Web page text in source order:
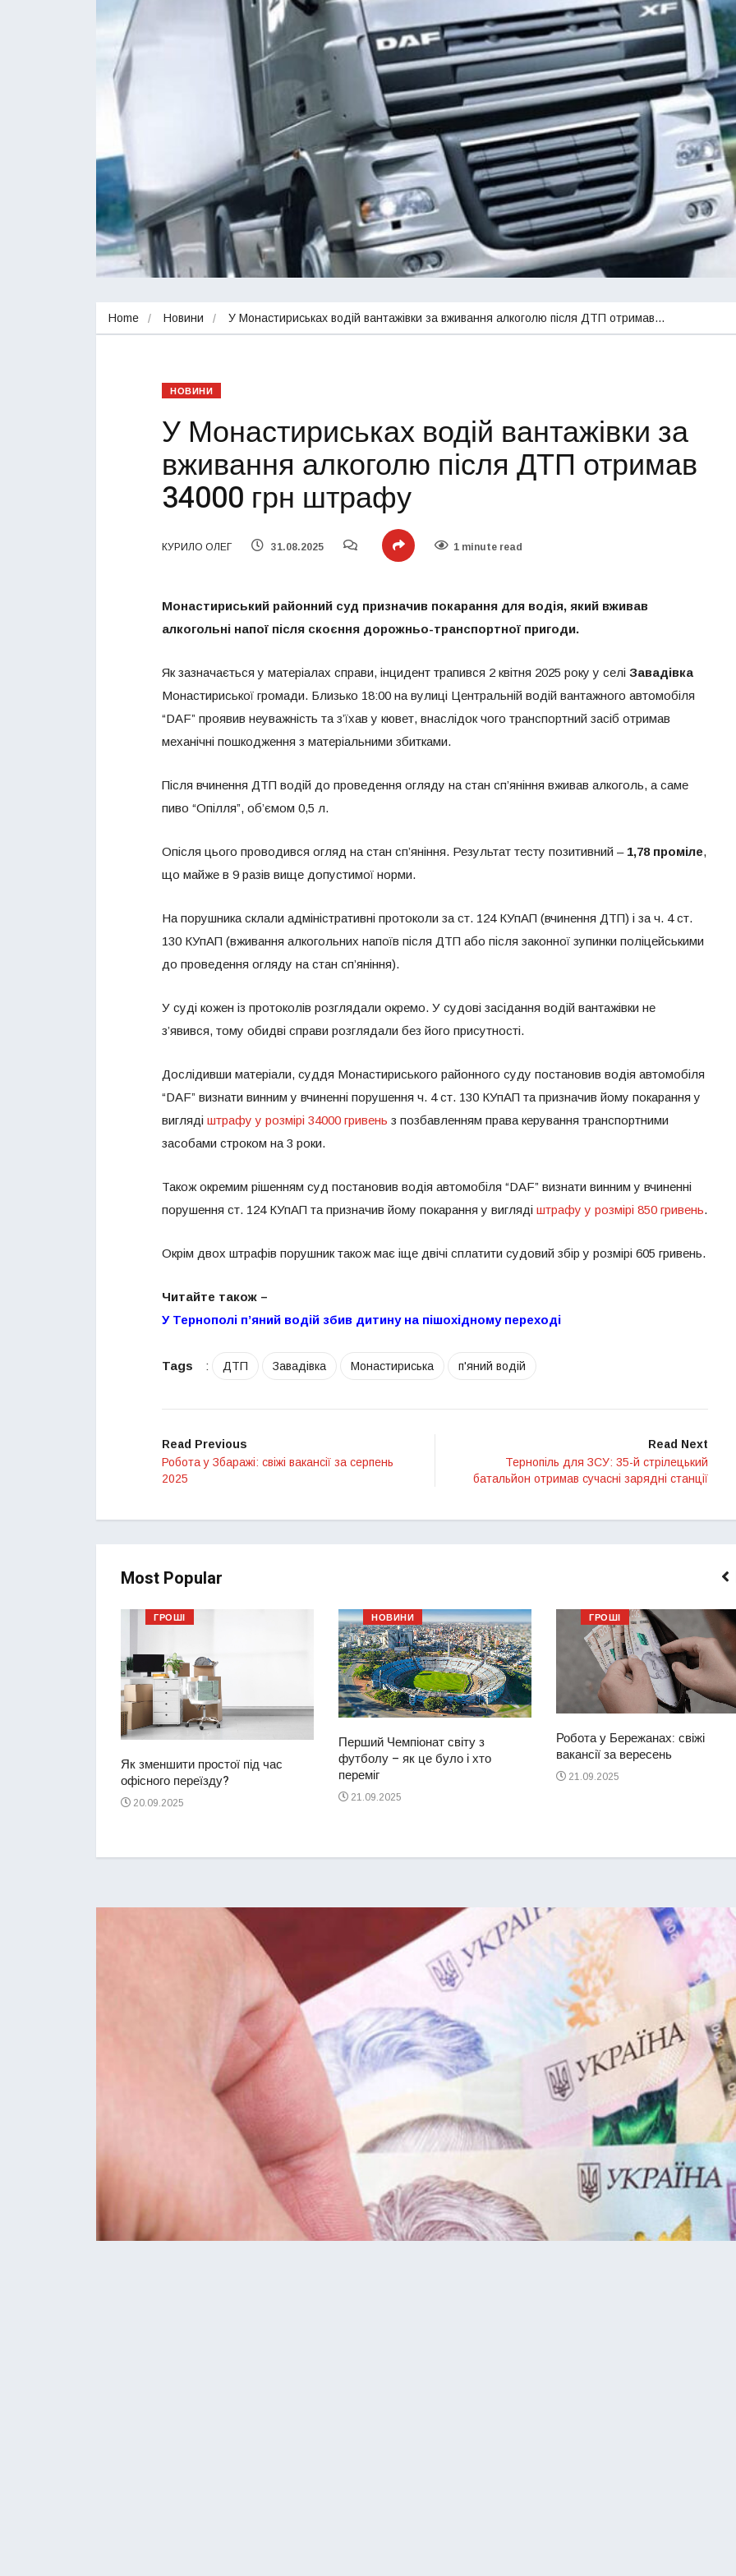
Home Новини У Монастириськах водій вантажівки за вживання алкоголю після ДТП отримав…
НОВИНИ
У Монастириськах водій вантажівки за
вживання алкоголю після ДТП отримав
34000 грн штрафу
КУРИЛО ОЛЕГ 31.08.2025 1 minute read
Монастириський районний суд призначив покарання для водія, який вживав
алкогольні напої після скоєння дорожньо-транспортної пригоди.
Як зазначається у матеріалах справи, інцидент трапився 2 квітня 2025 року у селі Завадівка
Монастириської громади. Близько 18:00 на вулиці Центральній водій вантажного автомобіля
“DAF” проявив неуважність та з’їхав у кювет, внаслідок чого транспортний засіб отримав
механічні пошкодження з матеріальними збитками.
Після вчинення ДТП водій до проведення огляду на стан сп’яніння вживав алкоголь, а саме
пиво “Опілля”, об’ємом 0,5 л.
Опісля цього проводився огляд на стан сп’яніння. Результат тесту позитивний – 1,78 проміле,
що майже в 9 разів вище допустимої норми.
На порушника склали адміністративні протоколи за ст. 124 КУпАП (вчинення ДТП) і за ч. 4 ст.
130 КУпАП (вживання алкогольних напоїв після ДТП або після законної зупинки поліцейськими
до проведення огляду на стан сп’яніння).
У суді кожен із протоколів розглядали окремо. У судові засідання водій вантажівки не
з’явився, тому обидві справи розглядали без його присутності.
Дослідивши матеріали, суддя Монастириського районного суду постановив водія автомобіля
“DAF” визнати винним у вчиненні порушення ч. 4 ст. 130 КУпАП та призначив йому покарання у
вигляді штрафу у розмірі 34000 гривень з позбавленням права керування транспортними
засобами строком на 3 роки.
Також окремим рішенням суд постановив водія автомобіля “DAF” визнати винним у вчиненні
порушення ст. 124 КУпАП та призначив йому покарання у вигляді штрафу у розмірі 850 гривень.
Окрім двох штрафів порушник також має іще двічі сплатити судовий збір у розмірі 605 гривень.
Читайте також –
У Тернополі п’яний водій збив дитину на пішохідному переході
Tags : ДТП Завадівка Монастириська п'яний водій
Read Previous
Робота у Збаражі: свіжі вакансії за серпень
2025
Read Next
Тернопіль для ЗСУ: 35-й стрілецький
батальйон отримав сучасні зарядні станції
Most Popular
ГРОШІ
Як зменшити простої під час
офісного переїзду?
20.09.2025
НОВИНИ
Перший Чемпіонат світу з
футболу – як це було і хто
переміг
21.09.2025
ГРОШІ
Робота у Бережанах: свіжі
вакансії за вересень
21.09.2025